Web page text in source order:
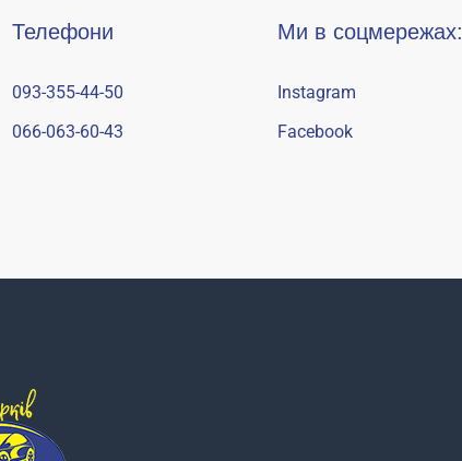
Телефони
093-355-44-50
066-063-60-43
Ми в соцмережах:
Instagram
Facebook